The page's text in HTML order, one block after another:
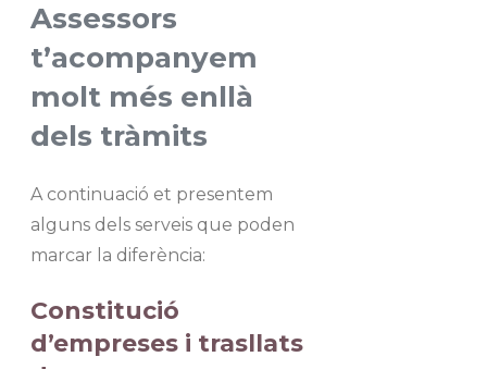
Assessors
t’acompanyem
molt més enllà
dels tràmits
A continuació et presentem
alguns dels serveis que poden
marcar la diferència:
Constitució
d’empreses i trasllats